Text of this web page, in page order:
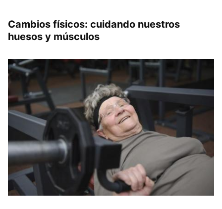
Cambios físicos: cuidando nuestros
huesos y músculos